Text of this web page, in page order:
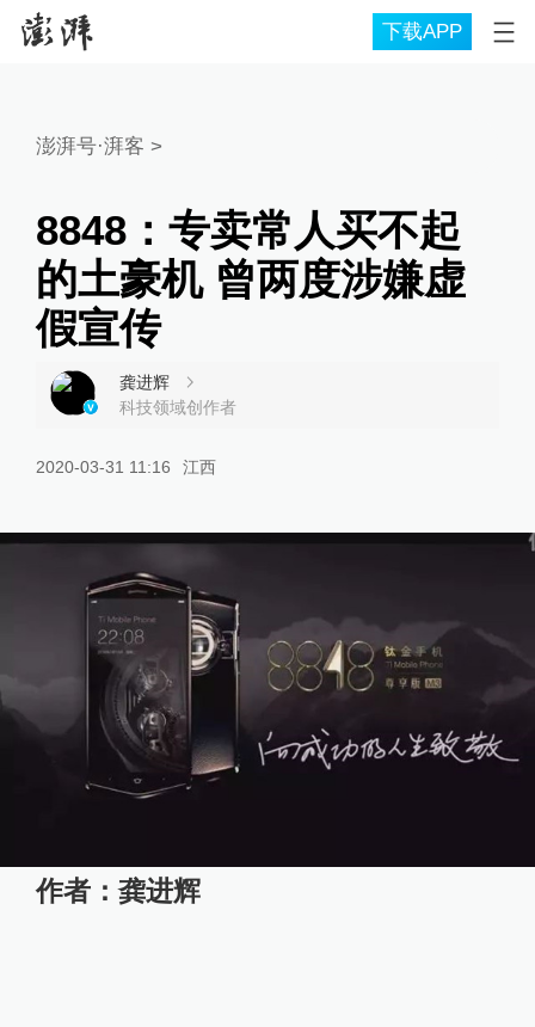
下载APP
澎湃号·湃客 >
8848：专卖常人买不起
的土豪机 曾两度涉嫌虚
假宣传
龚进辉
科技领域创作者
2020-03-31 11:16 江西
作者：龚进辉